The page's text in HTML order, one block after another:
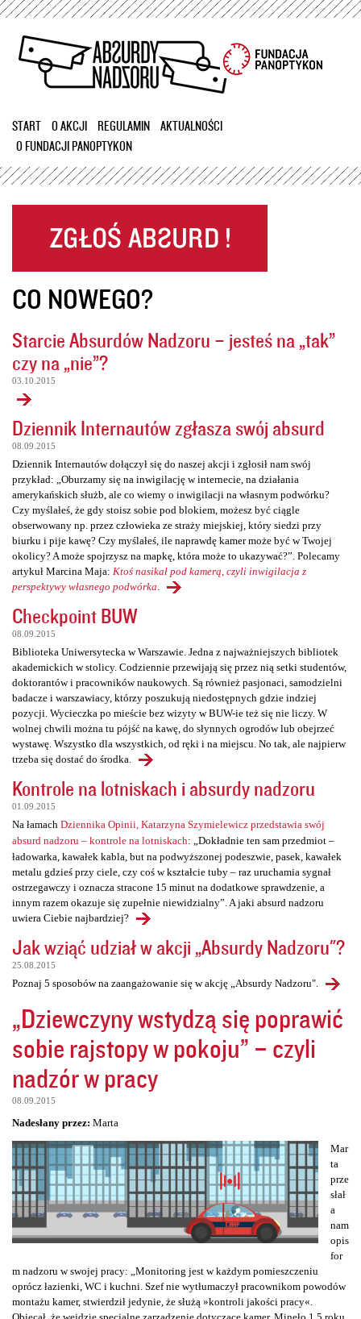
Przejdź
treści
START O AKCJI REGULAMIN
AKTUALNOŚCI
O FUNDACJI PANOPTYKON
CO NOWEGO?
Starcie Absurdów Nadzoru – jesteś na „tak”
czy na „nie”?
03.10.2015
Dziennik Internautów zgłasza swój absurd
08.09.2015
Dziennik Internautów dołączył się do naszej akcji i zgłosił nam swój
przykład: „Oburzamy się na inwigilację w internecie, na działania
amerykańskich służb, ale co wiemy o inwigilacji na własnym podwórku?
Czy myślałeś, że gdy stoisz sobie pod blokiem, możesz być ciągle
obserwowany np. przez człowieka ze straży miejskiej, który siedzi przy
biurku i pije kawę? Czy myślałeś, ile naprawdę kamer może być w Twojej
okolicy? A może spojrzysz na mapkę, która może to ukazywać?”. Polecamy
artykuł Marcina Maja: Ktoś nasikał pod kamerą, czyli inwigilacja z
perspektywy własnego podwórka
Checkpoint BUW
08.09.2015
Biblioteka Uniwersytecka w Warszawie. Jedna z najważniejszych bibliotek
akademickich w stolicy. Codziennie przewijają się przez nią setki studentów,
doktorantów i pracowników naukowych. Są również pasjonaci, samodzielni
badacze i warszawiacy, którzy poszukują niedostępnych gdzie indziej
pozycji. Wycieczka po mieście bez wizyty w BUW-ie też się nie liczy. W
wolnej chwili można tu pójść na kawę, do słynnych ogrodów lub obejrzeć
wystawę. Wszystko dla wszystkich, od ręki i na miejscu. No tak, ale najpierw
trzeba się dostać do środka.
Kontrole na lotniskach i absurdy nadzoru
01.09.2015
Na łamach Dziennika Opinii, Katarzyna Szymielewicz przedstawia swój
absurd nadzoru – kontrole na lotniskach: „Dokładnie ten sam przedmiot –
ładowarka, kawałek kabla, but na podwyższonej podeszwie, pasek, kawałek
metalu gdzieś przy ciele, czy coś w kształcie tuby – raz uruchamia sygnał
ostrzegawczy i oznacza stracone 15 minut na dodatkowe sprawdzenie, a
innym razem okazuje się zupełnie niewidzialny”. A jaki absurd nadzoru
uwiera Ciebie najbardziej?
Jak wziąć udział w akcji „Absurdy Nadzoru"?
25.08.2015
Poznaj 5 sposobów na zaangażowanie się w akcję „Absurdy Nadzoru".
„Dziewczyny wstydzą się poprawić
sobie rajstopy w pokoju” – czyli
nadzór w pracy
08.09.2015
Nadesłany przez: Marta
Mar
ta
prze
słał
a
nam
opis
for
m nadzoru w swojej pracy: „Monitoring jest w każdym pomieszczeniu
oprócz łazienki, WC i kuchni. Szef nie wytłumaczył pracownikom powodów
montażu kamer, stwierdził jedynie, że służą »kontroli jakości pracy«.